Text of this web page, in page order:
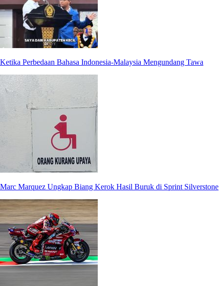
Ketika Perbedaan Bahasa Indonesia-Malaysia Mengundang Tawa
Marc Marquez Ungkap Biang Kerok Hasil Buruk di Sprint Silverstone